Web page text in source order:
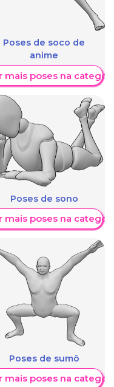
Poses de soco de
anime
mais poses na
Poses de sono
mais poses na
Poses de sumô
mais poses na